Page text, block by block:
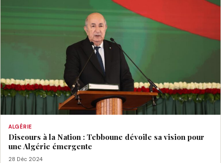
ALGÉRIE
Discours à la Nation : Tebboune dévoile sa vision pour
une Algérie émergente
28 Déc 2024